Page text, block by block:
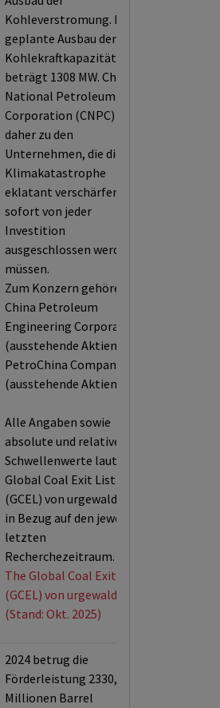
Kohleverstromung. Der
geplante Ausbau der
Kohlekraftkapazität
beträgt 1308 MW. China
National Petroleum
Corporation (CNPC) zählt
daher zu den
Unternehmen, die die
Klimakatastrophe
eklatant verschärfen und
sofort von jeder
Investition
ausgeschlossen werden
müssen.
Zum Konzern gehören:
China Petroleum
Engineering Corporation
(ausstehende Aktien),
PetroChina Company Ltd
(ausstehende Aktien).
Alle Angaben sowie
absolute und relative
Schwellenwerte laut der
Global Coal Exit List 2025
(GCEL) von urgewald und
in Bezug auf den jeweils
letzten
Recherchezeitraum.
The Global Coal Exit List
(GCEL) von urgewald
(Stand: Okt. 2025)
2024 betrug die
Förderleistung 2330,6
Millionen Barrel